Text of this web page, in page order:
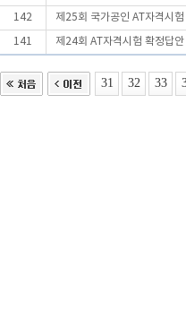
142 제25회 국가공인 AT자격시
141 제24회 AT자격시험 확정답
31 32 33